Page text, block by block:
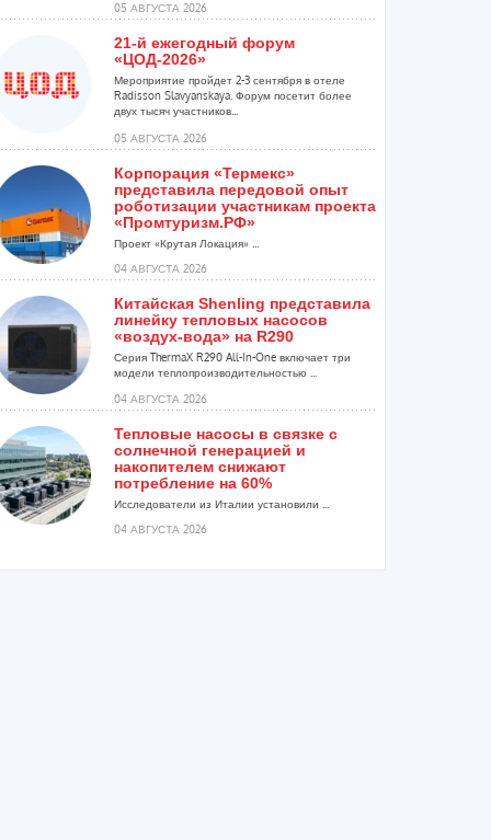
05 АВГУСТА 2026
21-й ежегодный форум
«ЦОД-2026»
Мероприятие пройдет 2-3 сентября в отеле
Radisson Slavyanskaya. Форум посетит более
двух тысяч участников...
05 АВГУСТА 2026
Корпорация «Термекс»
представила передовой опыт
роботизации участникам проекта
«Промтуризм.РФ»
Проект «Крутая Локация» ...
04 АВГУСТА 2026
Китайская Shenling представила
линейку тепловых насосов
«воздух-вода» на R290
Серия ThermaX R290 All-In-One включает три
модели теплопроизводительностью ...
04 АВГУСТА 2026
Тепловые насосы в связке с
солнечной генерацией и
накопителем снижают
потребление на 60%
Исследователи из Италии установили ...
04 АВГУСТА 2026